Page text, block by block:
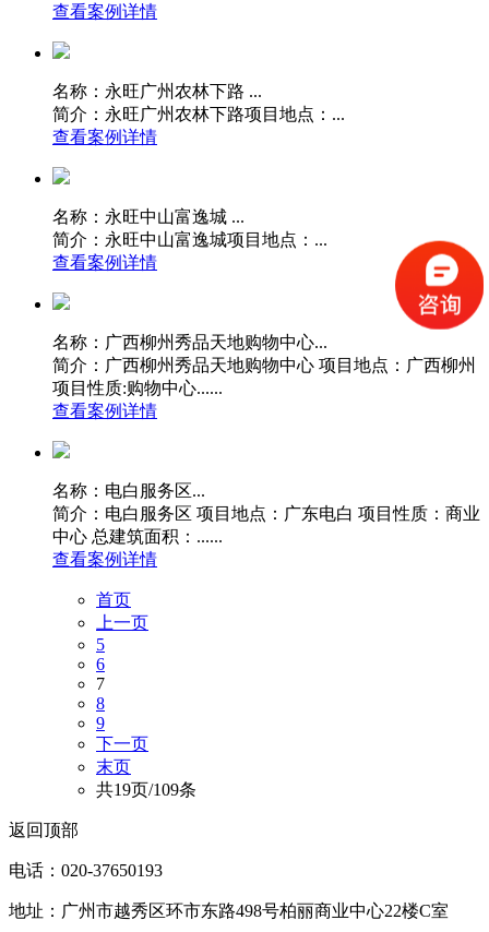
查看案例详情
名称：永旺广州农林下路 ...
简介：永旺广州农林下路项目地点：...
查看案例详情
名称：永旺中山富逸城 ...
简介：永旺中山富逸城项目地点：...
查看案例详情
名称：广西柳州秀品天地购物中心...
简介：广西柳州秀品天地购物中心 项目地点：广西柳州
项目性质:购物中心......
查看案例详情
名称：电白服务区...
简介：电白服务区 项目地点：广东电白 项目性质：商业
中心 总建筑面积：......
查看案例详情
首页
上一页
5
6
7
8
9
下一页
末页
共19页/109条
返回顶部
电话：020-37650193
地址：广州市越秀区环市东路498号柏丽商业中心22楼C室